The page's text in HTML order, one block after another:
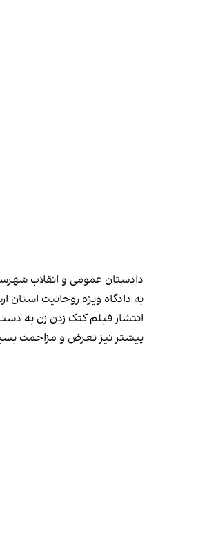
دادستان عمومی و انقلاب
به دادگاه ویژه روحانیت
انتشار فیلم کتک زدن زن به
پیشتر نیز تعرض و مزاحمت